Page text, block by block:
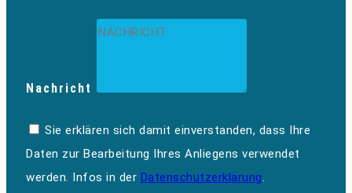
Nachricht
Sie erklären sich damit einverstanden, dass Ihre
Daten zur Bearbeitung Ihres Anliegens verwendet
werden. Infos in der Datenschutzerklärung.